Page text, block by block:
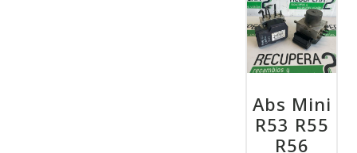
Abs Mini
R53 R55
R56